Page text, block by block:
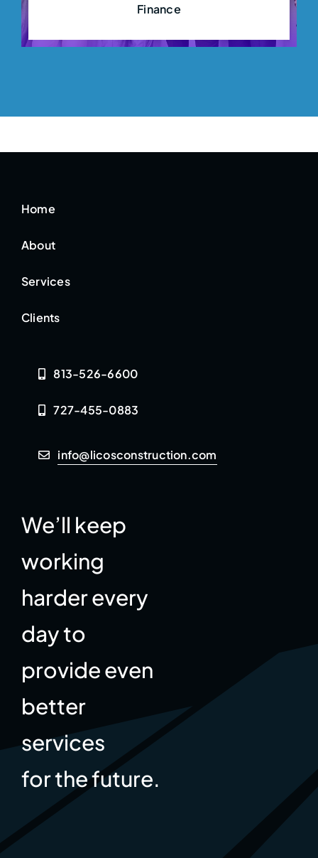
Finance
Home
About
Services
Clients
813-526-6600
727-455-0883
info@licosconstruction.com
We’ll keep
working
harder every
day to
provide even
better
services
for the future.